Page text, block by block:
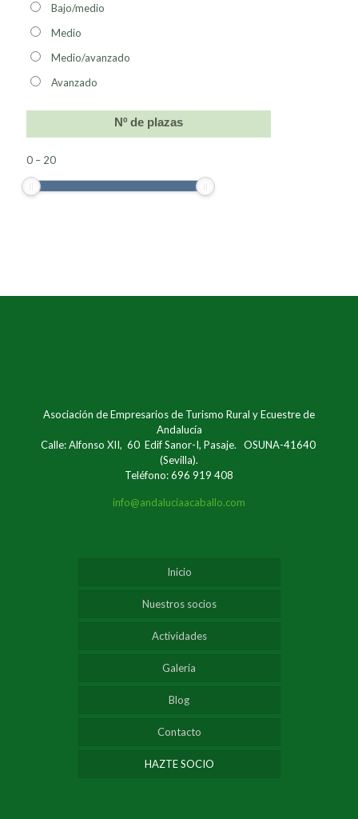
Bajo/medio
Medio
Medio/avanzado
Avanzado
Nº de plazas
0 – 20
Asociación de Empresarios de Turismo Rural y Ecuestre de
Andalucía
Calle: Alfonso XII, 60 Edif Sanor-I, Pasaje. OSUNA-41640
(Sevilla).
Teléfono: 696 919 408
info@andaluciaacaballo.com
Inicio
Nuestros socios
Actividades
Galería
Blog
Contacto
HAZTE SOCIO